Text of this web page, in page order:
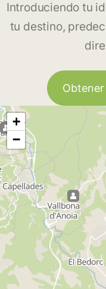
Introduciendo tu
tu destino,
+
−